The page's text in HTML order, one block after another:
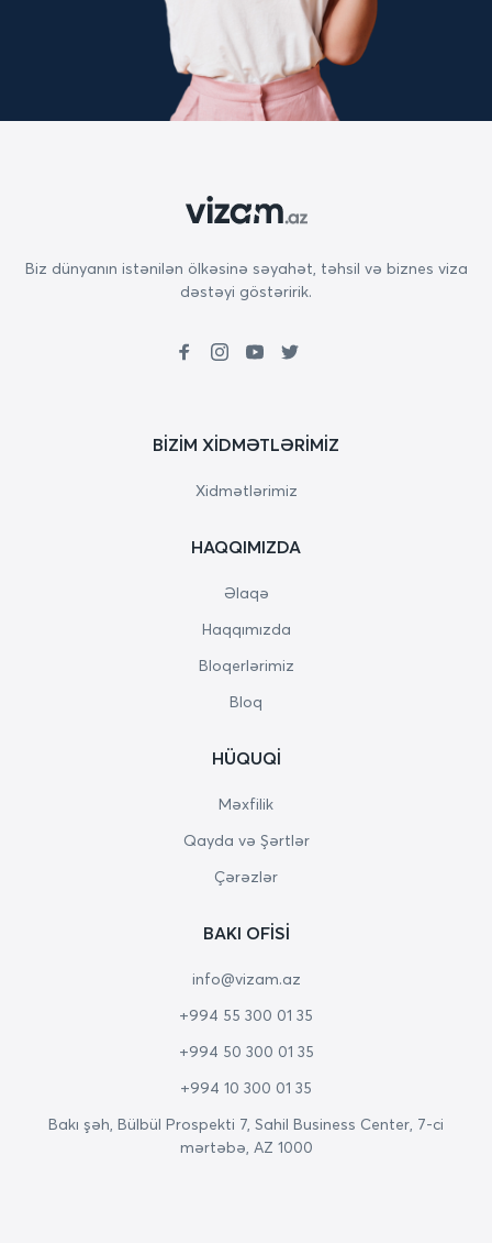
Biz dünyanın istənilən ölkəsinə səyahət, təhsil və biznes viza
dəstəyi göstəririk.
BIZIM XIDMƏTLƏRIMIZ
Xidmətlərimiz
HAQQIMIZDA
Əlaqə
Haqqımızda
Bloqerlərimiz
Bloq
HÜQUQI
Məxfilik
Qayda və Şərtlər
Çərəzlər
BAKI OFISI
info@vizam.az
+994 55 300 01 35
+994 50 300 01 35
+994 10 300 01 35
Bakı şəh, Bülbül Prospekti 7, Sahil Business Center, 7-ci
mərtəbə, AZ 1000